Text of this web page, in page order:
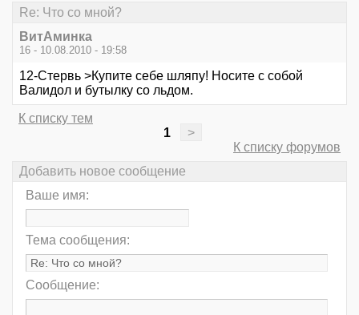
Re: Что со мной?
ВитАминка
16 - 10.08.2010 - 19:58
12-Стервь >Купите себе шляпу! Носите с собой
Валидол и бутылку со льдом.
К списку тем
1
>
К списку форумов
Добавить новое сообщение
Ваше имя:
Тема сообщения:
Сообщение: